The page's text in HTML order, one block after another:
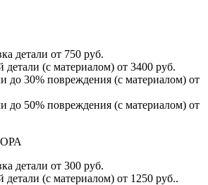
детали от 750 руб.
детали (с материалом) от 3400 руб.
до 30% повреждения (с материалом) от
до 50% повреждения (с материалом) от
детали от 300 руб.
детали (с материалом) от 1250 руб..